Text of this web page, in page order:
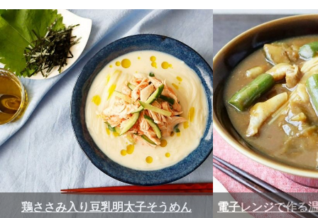
鶏ささみ入り豆乳明太子そうめん 電子レンジで作る